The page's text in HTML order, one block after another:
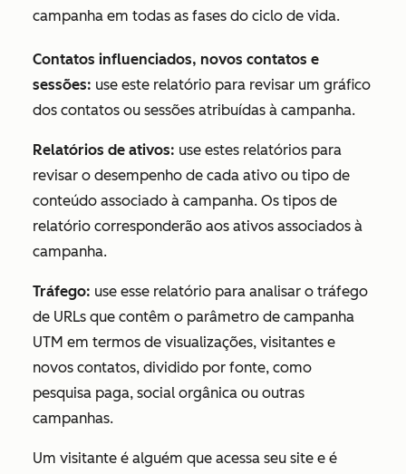
campanha em todas as fases do ciclo de vida.
Contatos influenciados, novos contatos e
sessões: use este relatório para revisar um gráfico
dos contatos ou sessões atribuídas à campanha.
Relatórios de ativos: use estes relatórios para
revisar o desempenho de cada ativo ou tipo de
conteúdo associado à campanha. Os tipos de
relatório corresponderão aos ativos associados à
campanha.
Tráfego: use esse relatório para analisar o tráfego
de URLs que contêm o parâmetro de campanha
UTM em termos de visualizações, visitantes e
novos contatos, dividido por fonte, como
pesquisa paga, social orgânica ou outras
campanhas.
Um visitante é alguém que acessa seu site e é